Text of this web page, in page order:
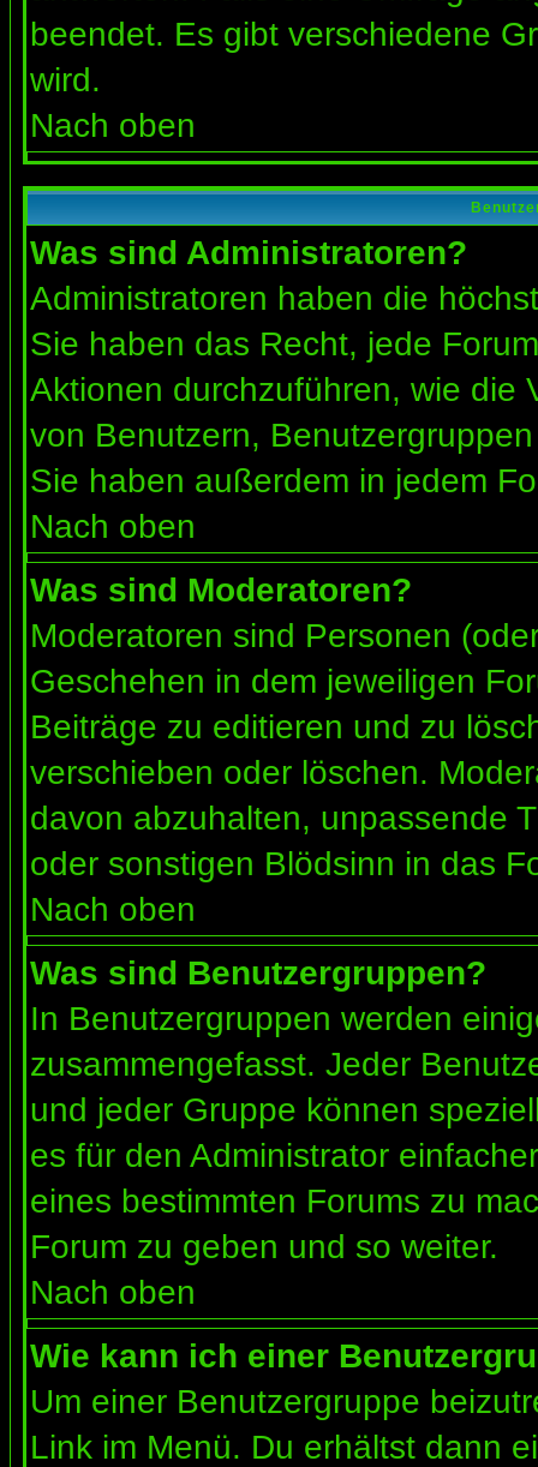
beendet. Es gibt verschiedene
wird.
Nach oben
Was sind Administratoren?
Administratoren haben die
Sie haben das Recht, jede
Aktionen durchzuführen, wie die
von Benutzern,
Sie haben außerdem in jedem
Nach oben
Was sind Moderatoren?
Moderatoren sind Personen
Geschehen in dem jeweiligen
Beiträge zu editieren und zu
verschieben oder löschen.
davon abzuhalten, unpassende
oder sonstigen Blödsinn in das
Nach oben
Was sind Benutzergruppen?
In Benutzergruppen werden
zusammengefasst. Jeder
und jeder Gruppe können
es für den Administrator
eines bestimmten Forums zu
Forum zu geben und so weiter.
Nach oben
Wie kann ich einer
Um einer Benutzergruppe
Link im Menü. Du erhältst dann